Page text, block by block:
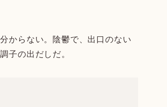
からない。陰鬱で、出口のない
子の出だしだ。